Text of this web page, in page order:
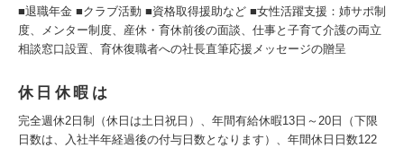
■退職年金 ■クラブ活動 ■資格取得援助など ■女性活躍支援：姉サポ制
度、メンター制度、産休・育休前後の面談、仕事と子育て介護の両立
相談窓口設置、育休復職者への社長直筆応援メッセージの贈呈
休日休暇は
完全週休2日制（休日は土日祝日）、年間有給休暇13日～20日（下限
日数は、入社半年経過後の付与日数となります）、年間休日日数122